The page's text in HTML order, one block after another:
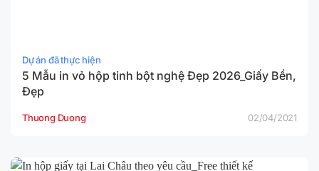
Dự án đã thực hiện
5 Mẫu in vỏ hộp tinh bột nghệ Đẹp 2026_Giấy Bền,
Đẹp
Thuong Duong 02/04/2021